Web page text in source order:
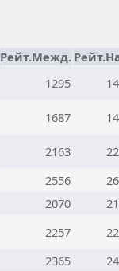
Рейт.Межд.
1295
1687
2163
2556
2070
2257
2365